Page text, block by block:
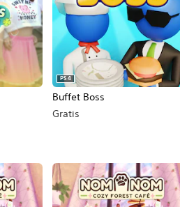
Buffet Boss
PS4
Gratis